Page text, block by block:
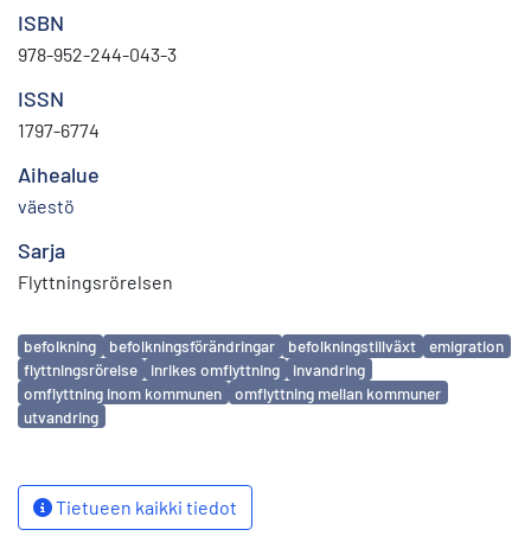
ISBN
978-952-244-043-3
ISSN
1797-6774
Aihealue
väestö
Sarja
Flyttningsrörelsen
Avainsanat
befolkning befolkningsförändringar befolkningstillväxt
emigration
flyttningsrörelse
inrikes omflyttning
invandring
omflyttning inom kommunen
omflyttning mellan kommuner
utvandring
Tietueen kaikki tiedot